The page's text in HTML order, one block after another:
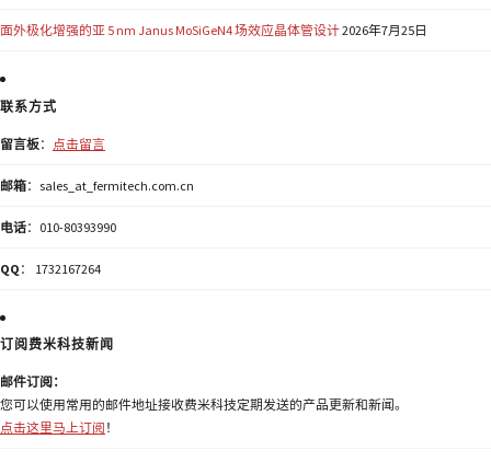
面外极化增强的亚 5 nm Janus MoSiGeN4 场效应晶体管设计2026年7月25日
联系方式
留言板： 点击留言
邮箱：sales_at_fermitech.com.cn
电话：010-80393990
QQ ： 1732167264
订阅费米科技新闻
邮件订阅：
您可以使用常用的邮件地址接收费米科技定期发送的产品更新和新闻。
点击这里马上订阅 ！